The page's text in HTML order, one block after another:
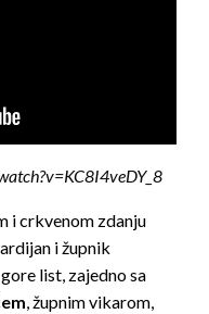
i crkvenom zdanju
i župnik
list, zajedno sa
, župnim vikarom,